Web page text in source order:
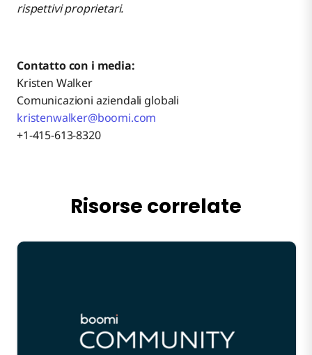
rispettivi proprietari.
Contatto con i media:
Kristen Walker
Comunicazioni aziendali globali
kristenwalker@boomi.com
+1-415-613-8320
Risorse correlate